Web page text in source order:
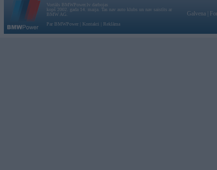
Vortāls BMWPower.lv darbojas
kopš 2002. gada 14. maija. Tas nav auto klubs un nav saistīts ar
BMW AG.
Par BMWPower
Kontakti Reklāma
Galvena